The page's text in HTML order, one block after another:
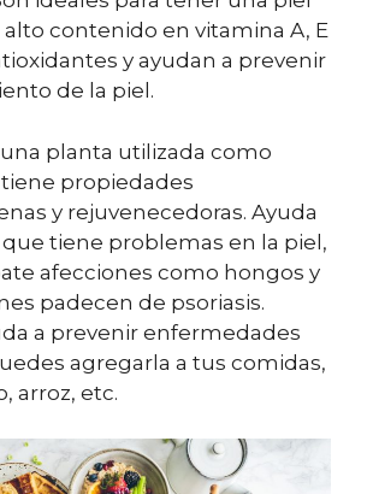
contenido en vitamina A, E
y ayudan a prevenir
de la piel.
una planta utilizada como
propiedades
y rejuvenecedoras. Ayuda
que tiene problemas en la piel,
afecciones como hongos y
padecen de psoriasis.
a prevenir enfermedades
agregarla a tus comidas,
arroz, etc.